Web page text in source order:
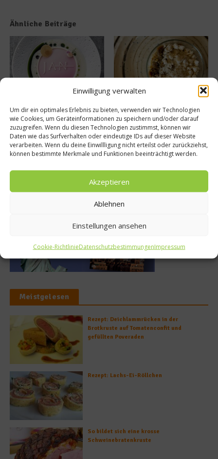
Einwilligung verwalten
Um dir ein optimales Erlebnis zu bieten, verwenden wir Technologien
wie Cookies, um Geräteinformationen zu speichern und/oder darauf
zuzugreifen. Wenn du diesen Technologien zustimmst, können wir
Daten wie das Surfverhalten oder eindeutige IDs auf dieser Website
verarbeiten. Wenn du deine Einwillligung nicht erteilst oder zurückziehst,
können bestimmte Merkmale und Funktionen beeinträchtigt werden.
Akzeptieren
Ablehnen
Einstellungen ansehen
Cookie-RichtlinieDatenschutzbestimmungenImpressum
Ähnliche Beiträge
Tellersülze – Ein Rezept von
Spitzenkoch Jan Hartwig-
14. März 2026
Süße Erinnerung an Teneriffa:
Das Rezept für Polvito
Uruguayo
9. Juli 2025
Buchtipp
Meistgelesen
Rezept: Deichlammrücken in der
Brotkruste auf Tomatenconfit und
gefüllten Poveraden
Rezept: Lachs-Ei-Röllchen
So bildet sich eine krosse
Schweinebratenkruste